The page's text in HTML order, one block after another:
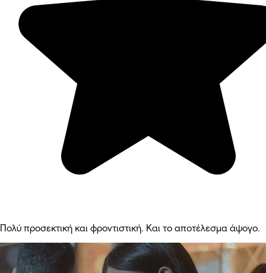
Πολύ προσεκτική και φροντιστική. Και το αποτέλεσμα άψογο.